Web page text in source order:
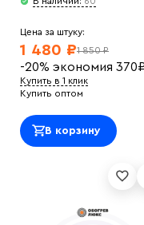
Цена за штуку:
1 850 ₽
1 480 ₽
-20% экономия 370₽
Купить в 1 клик
Купить оптом
В корзину